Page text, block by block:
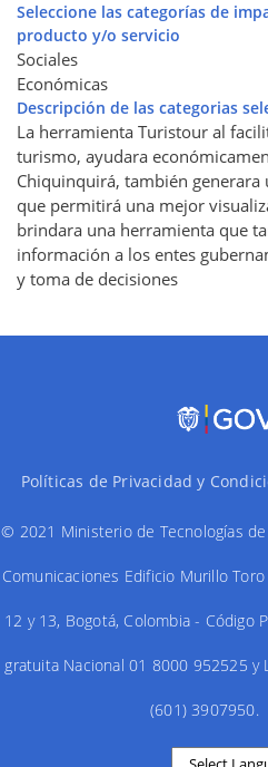
Seleccione las categorías de
producto y/o servicio
Sociales
Económicas
Descripción de las categorias
La herramienta Turistour al
turismo, ayudara
Chiquinquirá, también
que permitirá una mejor
brindara una herramienta que
información a los entes
y toma de decisiones
Políticas de Privacidad y
© 2021 Ministerio de Tecnologías
Comunicaciones Edificio Murillo
12 y 13, Bogotá, Colombia - Código
gratuita Nacional 01 8000 952525 y
(601) 3907950.